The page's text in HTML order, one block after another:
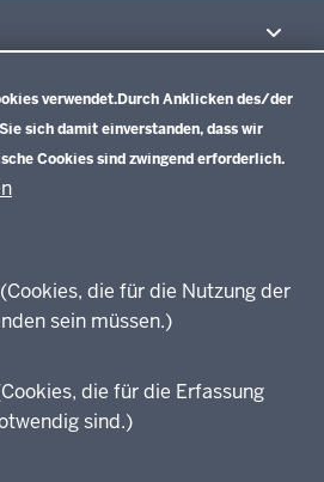
verwendet.Durch Anklicken des/der
sich damit einverstanden, dass wir
Cookies sind zwingend erforderlich.
die für die Nutzung der
sein müssen.)
die für die Erfassung
sind.)